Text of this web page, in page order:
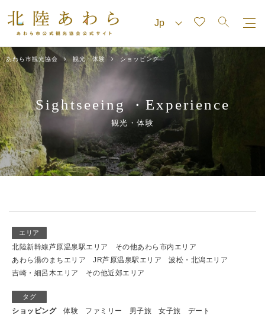
あわら市観光協会 観光・体験 ショッピング
Sightseeing・ Experience
観光・体験
エリア
北陸新幹線芦原温泉駅エリア
その他あわら市内エリア
あわら湯のまちエリア
JR芦原温泉駅エリア
波松・北潟エリア
吉崎・細呂木エリア
その他近郊エリア
タグ
ショッピング 体験 ファミリー 男子旅 女子旅
デート